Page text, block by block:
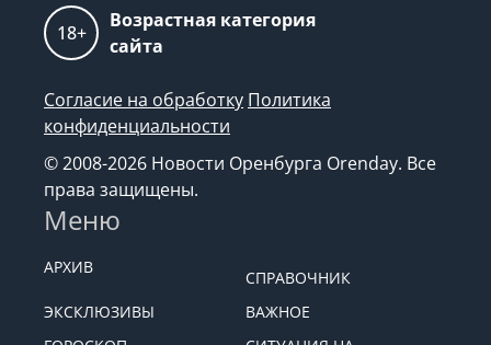
18+
Возрастная категория
сайта
Согласие на обработку Политика
конфиденциальности
© 2008-2026 Новости Оренбурга Orenday. Все
права защищены.
Меню
АРХИВ
СПРАВОЧНИК
ЭКСКЛЮЗИВЫ
ВАЖНОЕ